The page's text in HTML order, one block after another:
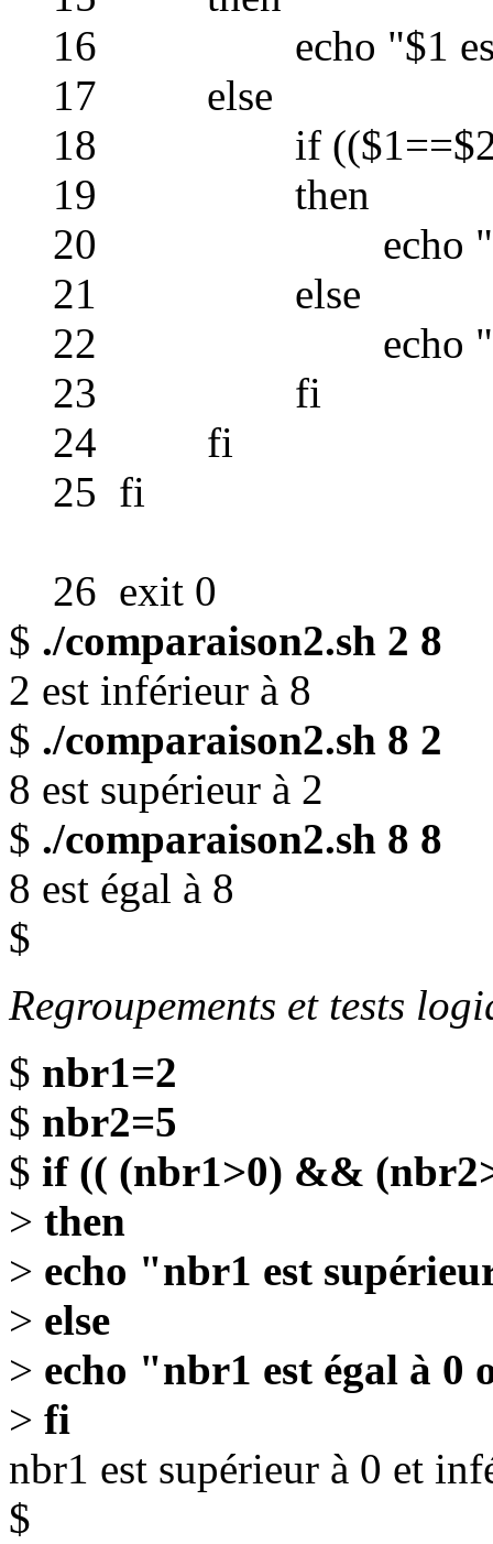
16 echo "$1 est
17 else
18 if
19 then
20 echo "$1 est
21 else
22 echo
23 fi
24 fi
25 fi
26 exit 0
$ ./comparaison2.sh 2 8
2 est inférieur à 8
$ ./comparaison2.sh 8 2
8 est supérieur à 2
$ ./comparaison2.sh 8 8
8 est égal à 8
$
Regroupements et tests
$ nbr1=2
$ nbr2=5
$ if (( (nbr1>0) &&
> then
> echo "nbr1 est
> else
> echo "nbr1 est égal à 0
> fi
nbr1 est supérieur à 0 et
$